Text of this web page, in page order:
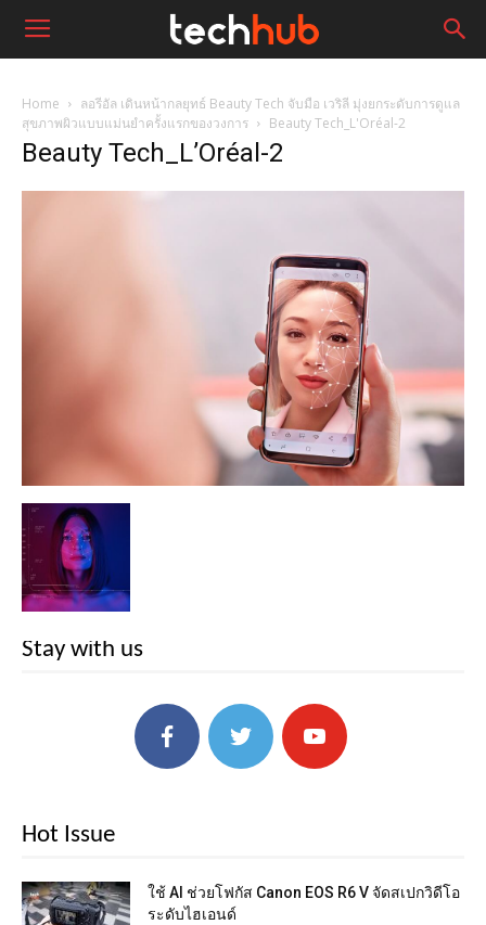
Home
ลอรีอัล เดินหน้ากลยุทธ์ Beauty Tech จับมือ เวริลี มุ่งยกระดับการดูแล
สุขภาพผิวแบบแม่นยำครั้งแรกของวงการ
Beauty Tech_L'Oréal-2
Beauty Tech_L’Oréal-2
Stay with us
Hot Issue
ใช้ AI ช่วยโฟกัส Canon EOS R6 V จัดสเปกวิดีโอ
ระดับไฮเอนด์